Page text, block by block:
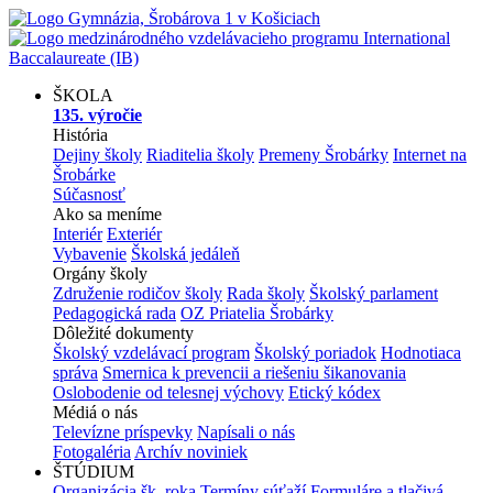
ŠKOLA
135. výročie
História
Dejiny školy Riaditelia školy Premeny Šrobárky Internet na
Šrobárke
Súčasnosť
Ako sa meníme
Interiér Exteriér
Vybavenie Školská jedáleň
Orgány školy
Združenie rodičov školy Rada školy Školský parlament
Pedagogická rada OZ Priatelia Šrobárky
Dôležité dokumenty
Školský vzdelávací program Školský poriadok Hodnotiaca
správa Smernica k prevencii a riešeniu šikanovania
Oslobodenie od telesnej výchovy Etický kódex
Médiá o nás
Televízne príspevky Napísali o nás
Fotogaléria Archív noviniek
ŠTÚDIUM